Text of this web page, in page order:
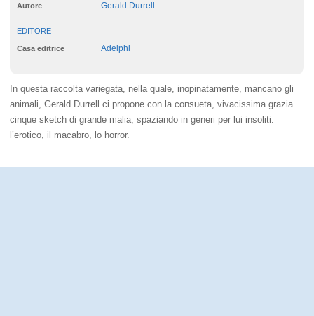
Autore Gerald Durrell
EDITORE
Casa editrice Adelphi
In questa raccolta variegata, nella quale, inopinatamente, mancano gli
animali, Gerald Durrell ci propone con la consueta, vivacissima grazia
cinque sketch di grande malia, spaziando in generi per lui insoliti:
l’erotico, il macabro, lo horror.